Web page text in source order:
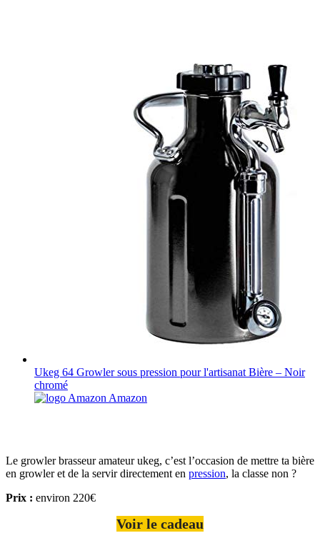
Ukeg 64 Growler sous pression pour l'artisanat Bière – Noir
chromé
Amazon
Le growler brasseur amateur ukeg, c’est l’occasion de mettre ta bière
en growler et de la servir directement en pression, la classe non ?
Prix : environ 220€
Voir le cadeau